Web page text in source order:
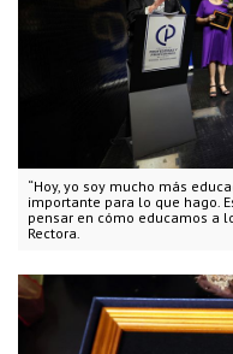
“Hoy, yo soy mucho más
importante para lo que hago.
pensar en cómo educamos a
Rectora.